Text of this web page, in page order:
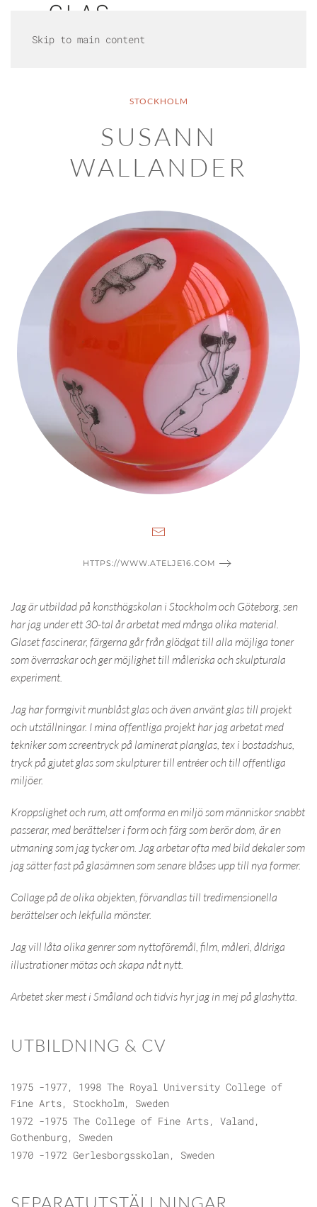
Skip to main content
STOCKHOLM
SUSANN
WALLANDER
HTTPS://WWW.ATELJE16.COM
Jag är utbildad på konsthögskolan i Stockholm och Göteborg, sen
har jag under ett 30-tal år arbetat med många olika material.
Glaset fascinerar, färgerna går från glödgat till alla möjliga toner
som överraskar och ger möjlighet till måleriska och skulpturala
experiment.
Jag har formgivit munblåst glas och även använt glas till projekt
och utställningar. I mina offentliga projekt har jag arbetat med
tekniker som screentryck på laminerat planglas, tex i bostadshus,
tryck på gjutet glas som skulpturer till entréer och till offentliga
miljöer.
Kroppslighet och rum, att omforma en miljö som människor snabbt
passerar, med berättelser i form och färg som berör dom, är en
utmaning som jag tycker om. Jag arbetar ofta med bild dekaler som
jag sätter fast på glasämnen som senare blåses upp till nya former.
Collage på de olika objekten, förvandlas till tredimensionella
berättelser och lekfulla mönster.
Jag vill låta olika genrer som nyttoföremål, film, måleri, åldriga
illustrationer mötas och skapa nåt nytt.
Arbetet sker mest i Småland och tidvis hyr jag in mej på glashytta.
UTBILDNING & CV
1975 -1977, 1998 The Royal University College of
Fine Arts, Stockholm, Sweden
1972 -1975 The College of Fine Arts, Valand,
Gothenburg, Sweden
1970 -1972 Gerlesborgsskolan, Sweden